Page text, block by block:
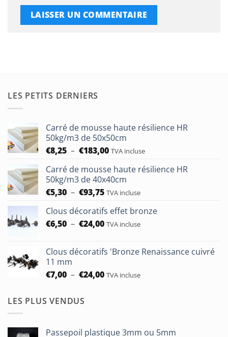
LES PETITS DERNIERS
Carré de mousse haute résilience HR
50kg/m3 de 50x50cm
€8,25 – €183,00Plage
prix :
€8,25
à
TVA incluse
Carré de mousse haute résilience HR
50kg/m3 de 40x40cm
€5,30 – €93,75Plage
prix :
€5,30
TVA incluse
Clous décoratifs effet bronze
€6,50 – €24,00Plage
€6,50
€24,00
TVA incluse
Clous décoratifs 'Bronze Renaissance cuivré
11 mm
€7,00 – €24,00Plage
€24,00
TVA incluse
LES PLUS VENDUS
Passepoil plastique 3mm ou 5mm